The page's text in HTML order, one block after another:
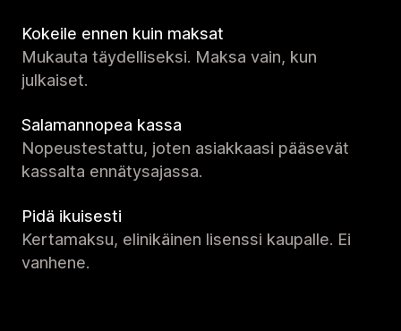
Kokeile ennen kuin maksat
Mukauta täydelliseksi. Maksa vain, kun
julkaiset.
Salamannopea kassa
Nopeustestattu, joten asiakkaasi pääsevät
kassalta ennätysajassa.
Pidä ikuisesti
Kertamaksu, elinikäinen lisenssi kaupalle. Ei
vanhene.